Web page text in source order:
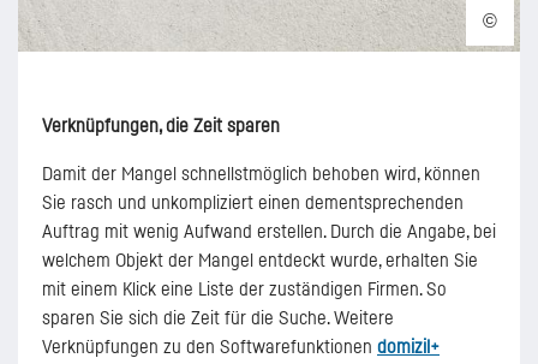
©
Verknüpfungen, die Zeit sparen
Damit der Mangel schnellstmöglich behoben wird, können
Sie rasch und unkompliziert einen dementsprechenden
Auftrag mit wenig Aufwand erstellen. Durch die Angabe, bei
welchem Objekt der Mangel entdeckt wurde, erhalten Sie
mit einem Klick eine Liste der zuständigen Firmen. So
sparen Sie sich die Zeit für die Suche. Weitere
Verknüpfungen zu den Softwarefunktionen domizil+